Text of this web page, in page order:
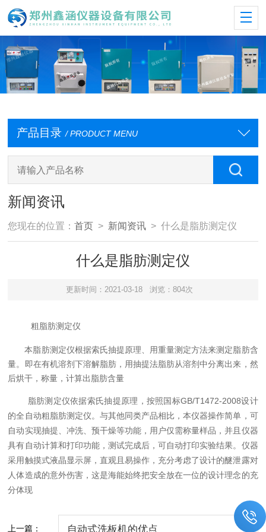
产品目录 / PRODUCT MENU
新闻资讯
您现在的位置：首页 > 新闻资讯 > 什么是脂肪测定仪
什么是脂肪测定仪
更新时间：2021-03-18 浏览：804次
粗脂肪测定仪
本脂肪测定仪根据索氏抽提原理、用重量测定方法来测定脂肪含
量。即在有机溶剂下溶解脂肪，用抽提法脂肪从溶剂中分离出来，然
后烘干，称量，计算出脂肪含量
脂肪测定仪依据索氏抽提原理，按照国标GB/T1472-2008设计
的全自动粗脂肪测定仪。与其他同类产品相比，本仪器操作简单，可
自动实现抽提、冲洗、预干燥等功能，用户仅需称量样品，并且仪器
具有自动计算和打印功能，测试完成后，可自动打印实验结果。仪器
采用触摸式液晶显示屏，直观且易操作，充分考虑了设计的醚泄露对
人体造成的意外伤害，这是海能始终把安全放在一位的设计理念的充
分体现
上一篇： 自动式洗板机的优点